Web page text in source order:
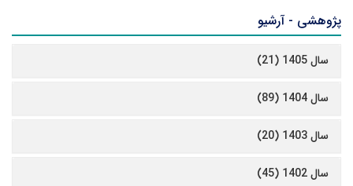
پژوهشی - آرشیو
سال 1405 (21)
سال 1404 (89)
سال 1403 (20)
سال 1402 (45)